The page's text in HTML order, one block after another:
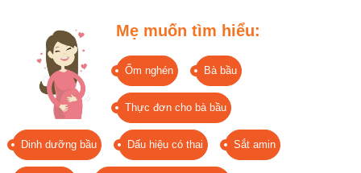
Mẹ muốn tìm hiểu:
Ốm nghén Bà bầu
Thực đơn cho bà bầu
Dinh dưỡng bầu Dấu hiệu có thai Sắt amin